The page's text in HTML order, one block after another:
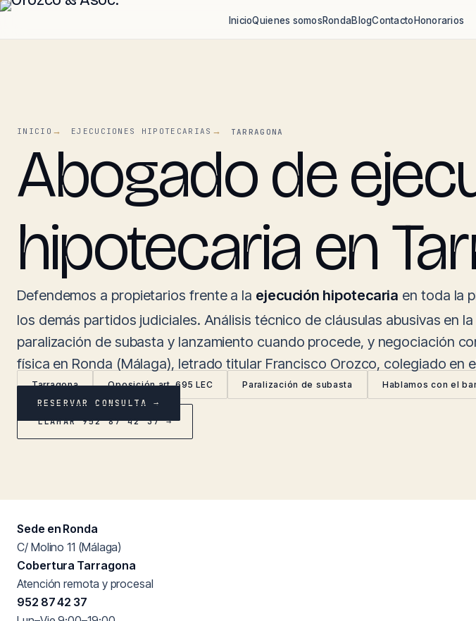
InicioQuienes somosRondaBlogContactoHonorarios
INICIO EJECUCIONES HIPOTECARIAS TARRAGONA
Abogado de
hipotecaria en
Defendemos a propietarios frente a la ejecución hipotecaria en toda la
los demás partidos judiciales. Análisis técnico de cláusulas abusivas en
paralización de subasta y lanzamiento cuando procede, y negociación
física en Ronda (Málaga), letrado titular Francisco Orozco, colegiado en
Tarragona Oposición art. 695 LEC Paralización de subasta Hablamos con el
RESERVAR CONSULTA →
LLAMAR 952 87 42 37 →
Sede en Ronda
C/ Molino 11 (Málaga)
Cobertura Tarragona
Atención remota y procesal
952 87 42 37